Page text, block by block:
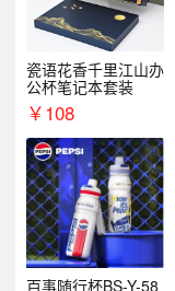
瓷语花香千里江山办
公杯笔记本套装
￥108
百事随行杯BS-Y-58